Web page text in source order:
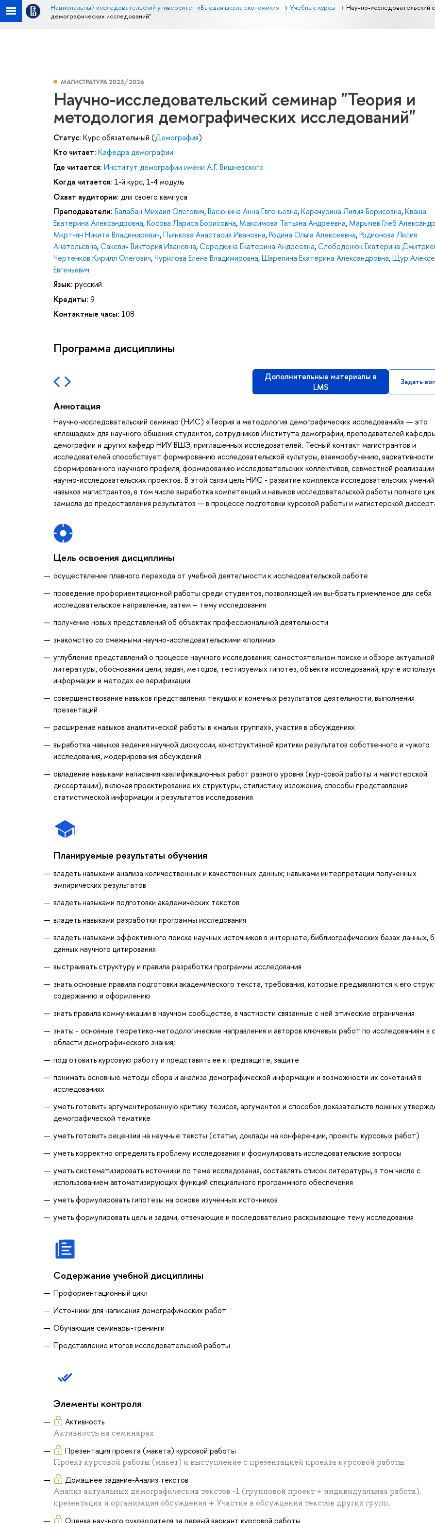
Национальный исследовательский университет «Высшая школа экономики» Учебные курсы
Научно-исследовательский
демографических исследований"
МАГИСТРАТУРА 2025/2026
Научно-исследовательский семинар "Теория и
методология демографических исследований"
Статус: Курс обязательный (Демография)
Кто читает: Кафедра демографии
Где читается: Институт демографии имени А.Г. Вишневского
Когда читается: 1-й курс, 1-4 модуль
Охват аудитории: для своего кампуса
Преподаватели: Балабан Михаил Олегович,Васюнина Анна Евгеньевна,Карачурина Лилия Борисовна,Кваша
Екатерина Александровна,Косова Лариса Борисовна, Максимова Татьяна Андреевна, Марычев Глеб
Мкртчян Никита Владимирович,Пьянкова Анастасия Ивановна,Родина Ольга Алексеевна,Родионова Лилия
Анатольевна,Сакевич Виктория Ивановна,Середкина Екатерина Андреевна,Слободенюк Екатерина
Чертенков Кирилл Олегович,Чурилова Елена Владимировна,Шарепина Екатерина Александровна,Щур
Евгеньевич
Язык: русский
Кредиты: 9
Контактные часы: 108
Программа дисциплины
Дополнительные материалы в
LMS
Задать
Аннотация
Научно-исследовательский семинар (НИС) «Теория и методология демографических исследований» — это
«площадка» для научного общения студентов, сотрудников Института демографии, преподавателей
демографии и других кафедр НИУ ВШЭ, приглашенных исследователей. Тесный контакт магистрантов и
исследователей способствует формированию исследовательской культуры, взаимообучению,
сформированного научного профиля, формированию исследовательских коллективов, совместной реализации
научно-исследовательских проектов. В этой связи цель НИС - развитие комплекса исследовательских
навыков магистрантов, в том числе выработка компетенций и навыков исследовательской работы полного
замысла до предоставления результатов — в процессе подготовки курсовой работы и магистерской
Цель освоения дисциплины
осуществление плавного перехода от учебной деятельности к исследовательской работе
проведение профориентационной работы среди студентов, позволяющей им вы-брать приемлемое для себя
исследовательское направление, затем – тему исследования
получение новых представлений об объектах профессиональной деятельности
знакомство со смежными научно-исследовательскими «полями»
углубление представлений о процессе научного исследования: самостоятельном поиске и обзоре актуальной
литературы, обосновании цели, задач, методов, тестируемых гипотез, объекта исследований, круге
информации и методах ее верификации
совершенствование навыков представления текущих и конечных результатов деятельности, выполнения
презентаций
расширение навыков аналитической работы в «малых группах», участия в обсуждениях
выработка навыков ведения научной дискуссии, конструктивной критики результатов собственного и чужого
исследования, модерирования обсуждений
овладение навыками написания квалификационных работ разного уровня (кур-совой работы и магистерской
диссертации), включая проектирование их структуры, стилистику изложения, способы представления
статистической информации и результатов исследования
Планируемые результаты обучения
владеть навыками анализа количественных и качественных данных; навыками интерпретации полученных
эмпирических результатов
владеть навыками подготовки академических текстов
владеть навыками разработки программы исследования
владеть навыками эффективного поиска научных источников в интернете, библиографических базах данных,
данных научного цитирования
выстраивать структуру и правила разработки программы исследования
знать основные правила подготовки академического текста, требования, которые предъявляются к его
содержанию и оформлению
знать правила коммуникации в научном сообществе, в частности связанные с ней этические ограничения
знать: - основные теоретико-методологические направления и авторов ключевых работ по исследованиям в
области демографического знания;
подготовить курсовую работу и представить её к предзащите, защите
понимать основные методы сбора и анализа демографической информации и возможности их сочетаний в
исследованиях
уметь готовить аргументированную критику тезисов, аргументов и способов доказательств ложных
демографической тематике
уметь готовить рецензии на научные тексты (статьи, доклады на конференции, проекты курсовых работ)
уметь корректно определять проблему исследования и формулировать исследовательские вопросы
уметь систематизировать источники по теме исследования, составлять список литературы, в том числе с
использованием автоматизирующих функций специального программного обеспечения
уметь формулировать гипотезы на основе изученных источников
уметь формулировать цель и задачи, отвечающие и последовательно раскрывающие тему исследования
Содержание учебной дисциплины
Профориентационный цикл
Источники для написания демографических работ
Обучающие семинары-тренинги
Представление итогов исследовательской работы
Элементы контроля
Активность
Активность на семинарах
Презентация проекта (макета) курсовой работы
Проект курсовой работы (макет) и выступление с презентацией проекта курсовой работы
Домашнее задание-Анализ текстов
Анализ актуальных демографических текстов -1 (групповой проект + индивидуальная работа),
презентация и организация обсуждения + Участие в обсуждении текстов других групп.
Оценка научного руководителя за первый вариант курсовой работы